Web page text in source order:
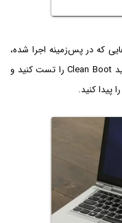
که در پس‌زمینه اجرا شده،
مشکل ایجاد کرده باشد. برای رفع مشکل می‌توانید Clean Boot را تست کنید و
کنید.